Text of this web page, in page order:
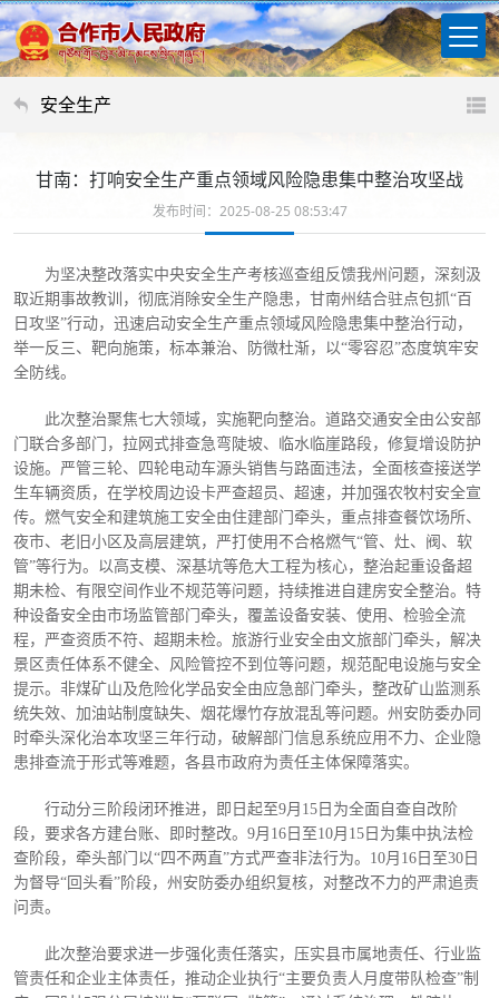
安全生产
甘南：打响安全生产重点领域风险隐患集中整治攻坚战
发布时间：2025-08-25 08:53:47
为坚决整改落实中央安全生产考核巡查组反馈我州问题， 深刻汲
取近期事故教训，彻底消除安全生产隐患，甘南州结合驻点包抓“百
日攻坚”行动，迅速启动安全生产重点领域风险隐患集中整治行动，
举一反三、靶向施策，标本兼治、防微杜渐，以“零容忍”态度筑牢安
全防线。
此次整治聚焦七大领域，实施靶向整治。道路交通安全由公安部
门联合多部门，拉网式排查急弯陡坡、临水临崖路段，修复增设防护
设施。严管三轮、四轮电动车源头销售与路面违法，全面核查接送学
生车辆资质，在学校周边设卡严查超员、超速，并加强农牧村安全宣
传。燃气安全和建筑施工安全由住建部门牵头，重点排查餐饮场所、
夜市、老旧小区及高层建筑，严打使用不合格燃气“管、灶、阀、软
管”等行为。以高支模、深基坑等危大工程为核心，整治起重设备超
期未检、有限空间作业不规范等问题，持续推进自建房安全整治。特
种设备安全由市场监管部门牵头，覆盖设备安装、使用、检验全流
程，严查资质不符、超期未检。旅游行业安全由文旅部门牵头，解决
景区责任体系不健全、风险管控不到位等问题，规范配电设施与安全
提示。非煤矿山及危险化学品安全由应急部门牵头，整改矿山监测系
统失效、加油站制度缺失、烟花爆竹存放混乱等问题。州安防委办同
时牵头深化治本攻坚三年行动，破解部门信息系统应用不力、企业隐
患排查流于形式等难题，各县市政府为责任主体保障落实。
行动分三阶段闭环推进，即日起至9月15日为全面自查自改阶
段，要求各方建台账、即时整改。9月16日至10月15日为集中执法检
查阶段，牵头部门以“四不两直”方式严查非法行为。10月16日至30日
为督导“回头看”阶段，州安防委办组织复核，对整改不力的严肃追责
问责。
此次整治要求进一步强化责任落实，压实县市属地责任、行业监
管责任和企业主体责任，推动企业执行“主要负责人月度带队检查”制